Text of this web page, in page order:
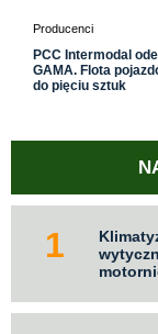
Producenci
PCC Intermodal
GAMA. Flota
do pięciu sztuk